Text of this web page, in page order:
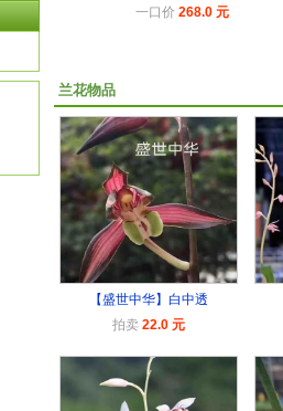
一口价 268.0 元
兰花物品
【盛世中华】白中透
拍卖 22.0 元